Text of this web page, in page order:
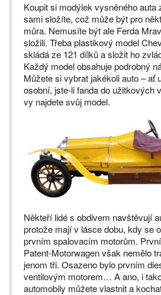
Koupit si modýlek vysněného auta
sami složíte, což může být pro
můra. Nemusíte být ale Ferda
složili. Třeba plastikový model
skládá ze 121 dílků a složit ho
Každý model obsahuje podrobný
Můžete si vybrat jakékoli auto – ať
osobní, jste-li fanda do užitkových
vy najdete svůj model.
Někteří lidé s obdivem navštěvují
protože mají v lásce dobu, kdy se
prvním spalovacím motorům.
Patent-Motorwagen však nemělo
jenom tři. Osazeno bylo prvním
ventilovým motorem… A ano, i
automobily můžete vlastnit a